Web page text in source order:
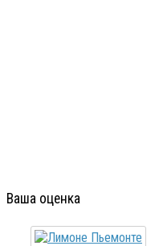
Ваша оценка